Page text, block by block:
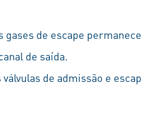
de escape
de saída.
de admissão e